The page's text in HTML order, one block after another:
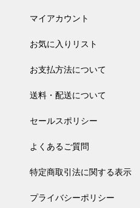
マイアカウント
お気に入りリスト
お支払方法について
送料・配送について
セールスポリシー
よくあるご質問
特定商取引法に関する表示
プライバシーポリシー